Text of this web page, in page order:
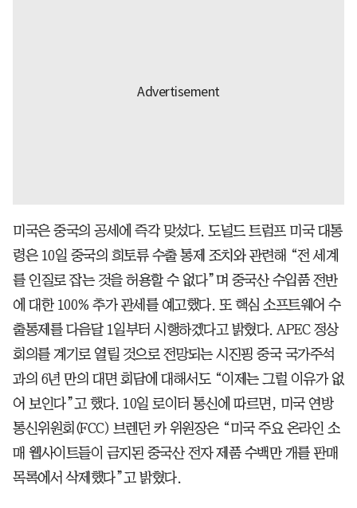
미국은 중국의 공세에 즉각 맞섰다. 도널드 트럼프 미국 대통
령은 10일 중국의 희토류 수출 통제 조치와 관련해 “전 세계
를 인질로 잡는 것을 허용할 수 없다”며 중국산 수입품 전반
에 대한 100% 추가 관세를 예고했다. 또 핵심 소프트웨어 수
출통제를 다음달 1일부터 시행하겠다고 밝혔다. APEC 정상
회의를 계기로 열릴 것으로 전망되는 시진핑 중국 국가주석
과의 6년 만의 대면 회담에 대해서도 “이제는 그럴 이유가 없
어 보인다”고 했다. 10일 로이터 통신에 따르면, 미국 연방
통신위원회(FCC) 브렌던 카 위원장은 “미국 주요 온라인 소
매 웹사이트들이 금지된 중국산 전자 제품 수백만 개를 판매
목록에서 삭제했다”고 밝혔다.